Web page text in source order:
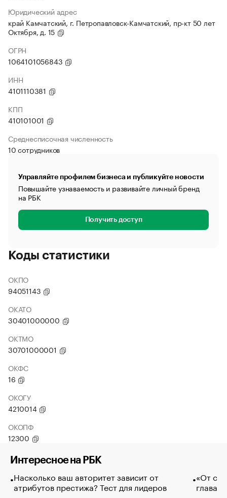
Юридический адрес
край Камчатский, г. Петропавловск-Камчатский, пр-кт 50 лет
Октября, д. 15
ОГРН
1064101056843
ИНН
4101110381
КПП
410101001
Среднесписочная численность
10 сотрудников
Управляйте профилем бизнеса и публикуйте новости
Повышайте узнаваемость и развивайте личный бренд
на РБК
Получить доступ
Коды статистики
ОКПО
94051143
ОКАТО
30401000000
ОКТМО
30701000001
ОКФС
16
ОКОГУ
4210014
ОКОПФ
12300
Интересное на РБК
Насколько ваш авторитет зависит от
атрибутов престижа? Тест для лидеров
«От
глава